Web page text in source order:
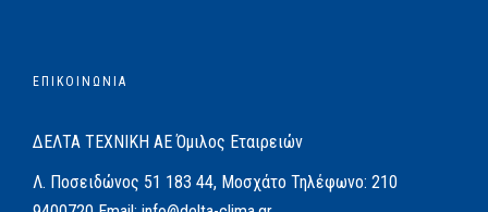
ΕΠΙΚΟΙΝΩΝΙΑ
ΔΕΛΤΑ ΤΕΧΝΙΚΗ ΑΕΌμιλος Εταιρειών
Λ. Ποσειδώνος 51 183 44, Μοσχάτο Τηλέφωνο: 210